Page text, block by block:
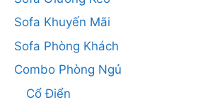
Sofa Khuyến Mãi
Sofa Phòng Khách
Combo Phòng Ngủ
Cổ Điển